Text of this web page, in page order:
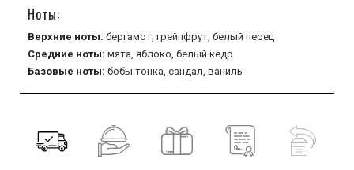
Ноты:
Верхние ноты: бергамот, грейпфрут, белый перец
Средние ноты: мята, яблоко, белый кедр
Базовые ноты: бобы тонка, сандал, ваниль